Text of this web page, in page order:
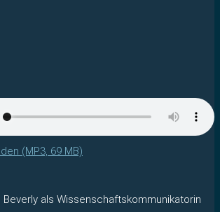
(MP3, 69 MB)
als Wissenschaftskommunikatorin